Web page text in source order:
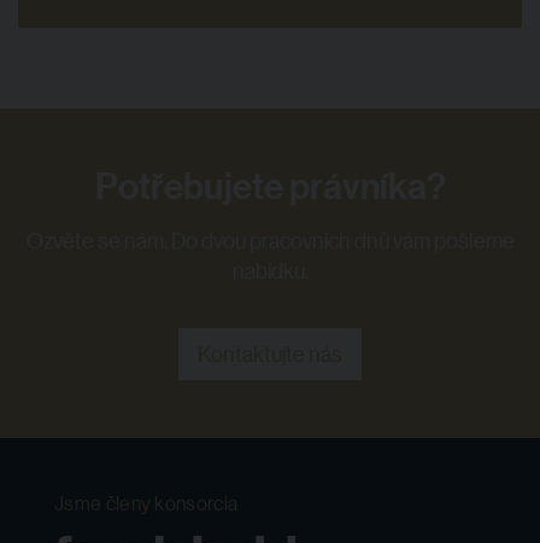
Jsme členy konsorcia